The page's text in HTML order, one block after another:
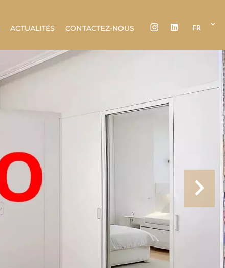
ACTUALITÉS CONTACTEZ-NOUS FR